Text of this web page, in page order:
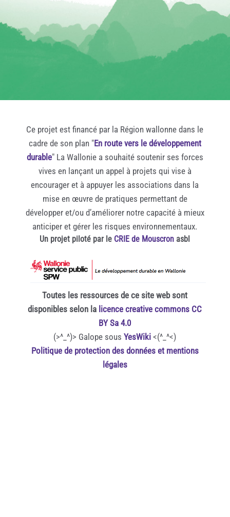
Ce projet est financé par la Région wallonne dans le
cadre de son plan "En route vers le développement
durable" La Wallonie a souhaité soutenir ses forces
vives en lançant un appel à projets qui vise à
encourager et à appuyer les associations dans la
mise en œuvre de pratiques permettant de
développer et/ou d’améliorer notre capacité à mieux
anticiper et gérer les risques environnementaux.
Un projet piloté par le CRIE de Mouscron asbl
Toutes les ressources de ce site web sont
disponibles selon la licence creative commons CC
BY Sa 4.0
(>^_^)> Galope sousYesWiki <(^_^<)
Politique de protection des données et mentions
légales